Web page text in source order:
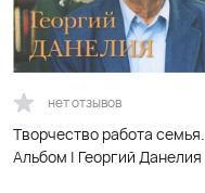
нет отзывов
Творчество работа семья.
Альбом | Георгий Данелия